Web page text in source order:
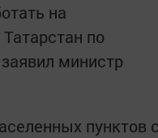
на
по
министр
пунктов